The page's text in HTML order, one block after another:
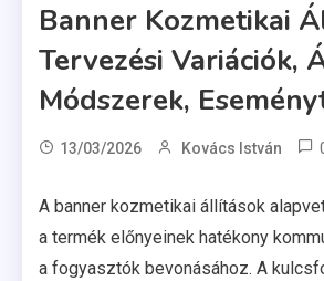
Banner Kozmetikai
Tervezési Variációk,
Módszerek,
13/03/2026 Kovács István
A banner kozmetikai állítások
a termék előnyeinek hatékony
a fogyasztók bevonásához. A